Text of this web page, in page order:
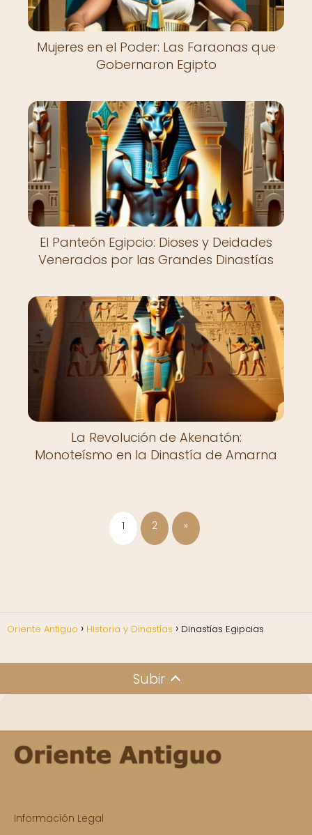
Mujeres en el Poder: Las Faraonas que
Gobernaron Egipto
El Panteón Egipcio: Dioses y Deidades
Venerados por las Grandes Dinastías
La Revolución de Akenatón:
Monoteísmo en la Dinastía de Amarna
1 2 »
Oriente Antiguo Historia y Dinastías Dinastías Egipcias
Subir
Información Legal